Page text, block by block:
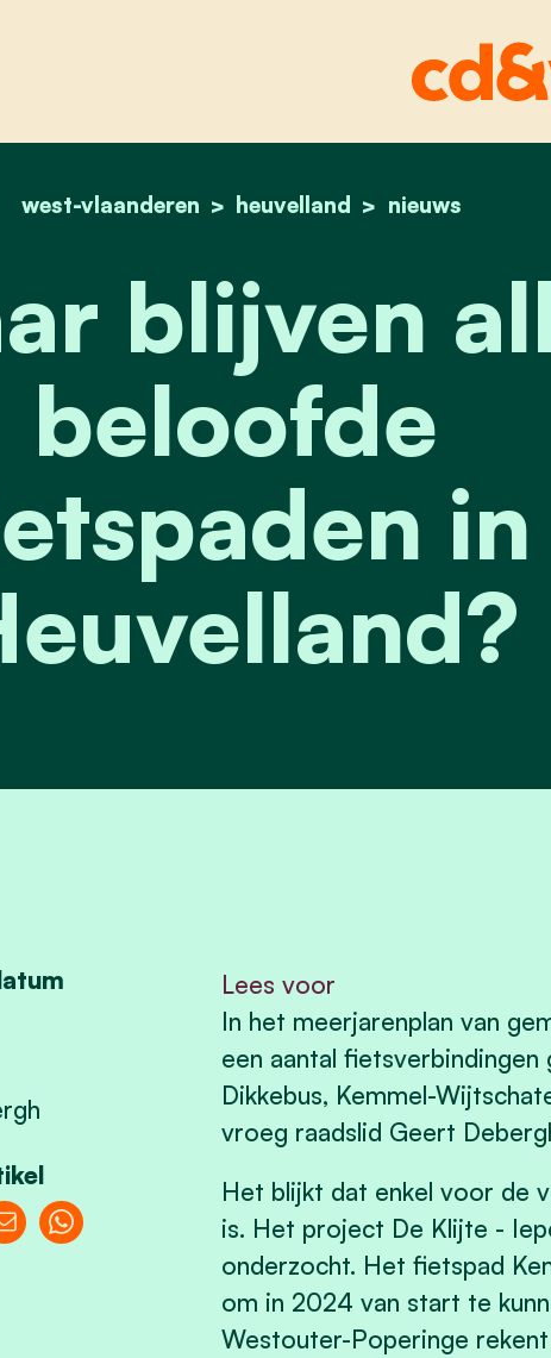
home
west-vlaanderen heuvelland nieuws
waar blijven alle beloofde
blijven
beloofde
in
Lees voor
In het meerjarenplan van
een aantal
Dikkebus, Kemmel-
vroeg raadslid Geert
Het blijkt dat enkel voor de
is. Het project De Klijte -
onderzocht. Het fietspad
om in 2024 van start te
Westouter-Poperinge